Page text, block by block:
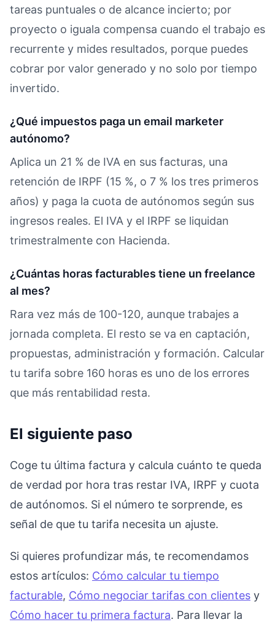
tareas puntuales o de alcance incierto; por
proyecto o iguala compensa cuando el trabajo es
recurrente y mides resultados, porque puedes
cobrar por valor generado y no solo por tiempo
invertido.
¿Qué impuestos paga un email marketer
autónomo?
Aplica un 21 % de IVA en sus facturas, una
retención de IRPF (15 %, o 7 % los tres primeros
años) y paga la cuota de autónomos según sus
ingresos reales. El IVA y el IRPF se liquidan
trimestralmente con Hacienda.
¿Cuántas horas facturables tiene un freelance
al mes?
Rara vez más de 100-120, aunque trabajes a
jornada completa. El resto se va en captación,
propuestas, administración y formación. Calcular
tu tarifa sobre 160 horas es uno de los errores
que más rentabilidad resta.
El siguiente paso
Coge tu última factura y calcula cuánto te queda
de verdad por hora tras restar IVA, IRPF y cuota
de autónomos. Si el número te sorprende, es
señal de que tu tarifa necesita un ajuste.
Si quieres profundizar más, te recomendamos
estos artículos: Cómo calcular tu tiempo
facturable, Cómo negociar tarifas con clientes y
Cómo hacer tu primera factura. Para llevar la